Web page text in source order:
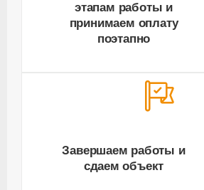
этапам работы и
принимаем оплату
поэтапно
Завершаем работы и
сдаем объект